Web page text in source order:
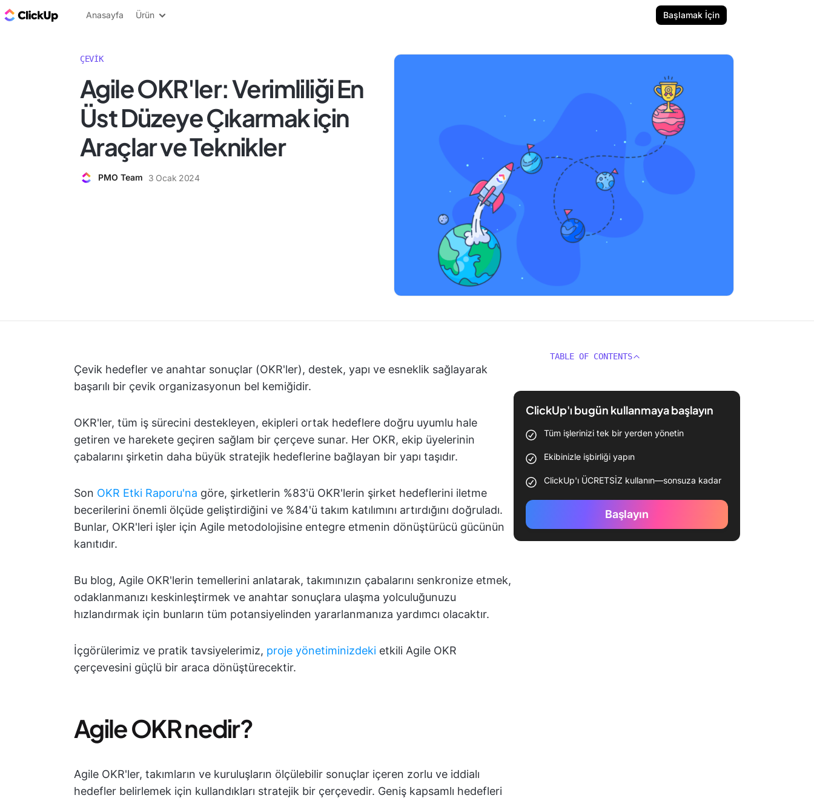
ClickUp Blog
Anasayfa Ürün Başlamak İçin
ÇEVIK
Agile OKR'ler: Verimliliği En
Üst Düzeye Çıkarmak için
Araçlar ve Teknikler
PMO Team 3 Ocak 2024
Çevik hedefler ve anahtar sonuçlar (OKR'ler), destek, yapı ve esneklik sağlayarak
başarılı bir çevik organizasyonun bel kemiğidir.
OKR'ler, tüm iş sürecini destekleyen, ekipleri ortak hedeflere doğru uyumlu hale
getiren ve harekete geçiren sağlam bir çerçeve sunar. Her OKR, ekip üyelerinin
çabalarını şirketin daha büyük stratejik hedeflerine bağlayan bir yapı taşıdır.
Son OKR Etki Raporu'na göre, şirketlerin %83'ü OKR'lerin şirket hedeflerini iletme
becerilerini önemli ölçüde geliştirdiğini ve %84'ü takım katılımını artırdığını doğruladı.
Bunlar, OKR'leri işler için Agile metodolojisine entegre etmenin dönüştürücü gücünün
kanıtıdır.
Bu blog, Agile OKR'lerin temellerini anlatarak, takımınızın çabalarını senkronize etmek,
odaklanmanızı keskinleştirmek ve anahtar sonuçlara ulaşma yolculuğunuzu
hızlandırmak için bunların tüm potansiyelinden yararlanmanıza yardımcı olacaktır.
İçgörülerimiz ve pratik tavsiyelerimiz, proje yönetiminizdeki etkili Agile OKR
çerçevesini güçlü bir araca dönüştürecektir.
Agile OKR nedir?
Agile OKR'ler, takımların ve kuruluşların ölçülebilir sonuçlar içeren zorlu ve iddialı
hedefler belirlemek için kullandıkları stratejik bir çerçevedir. Geniş kapsamlı hedefleri
TABLE OF CONTENTS
ClickUp'ı bugün kullanmaya başlayın
Tüm işlerinizi tek bir yerden yönetin
Ekibinizle işbirliği yapın
ClickUp'ı ÜCRETSİZ kullanın—sonsuza kadar
Başlayın